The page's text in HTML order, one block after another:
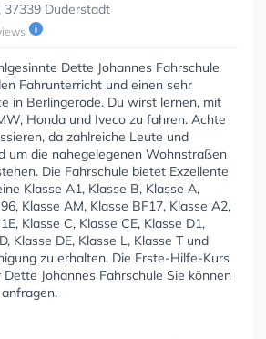
Duderstadt
Dette Johannes Fahrschule
Fahrunterricht und einen sehr
in Berlingerode. Du wirst lernen, mit
Honda und Iveco zu fahren. Achte
da zahlreiche Leute und
um die nahegelegenen Wohnstraßen
Die Fahrschule bietet Exzellente
Klasse A1, Klasse B, Klasse A,
Klasse AM, Klasse BF17, Klasse A2,
Klasse C, Klasse CE, Klasse D1,
Klasse DE, Klasse L, Klasse T und
zu erhalten. Die Erste-Hilfe-Kurs
Johannes Fahrschule Sie können